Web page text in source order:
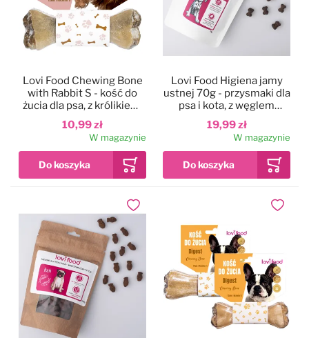
10,99 zł
Lovi Food Chewing Bone
with Rabbit S - kość do
żucia dla psa, z królikiem,
śliwką i rozmarynem
W magazynie
19,99 zł
Lovi Food Higiena jamy
ustnej 70g - przysmaki dla
psa i kota, z węglem
aktywnym i miętą
pieprzową
W magazynie
Dodaj do ulubionych Dodaj